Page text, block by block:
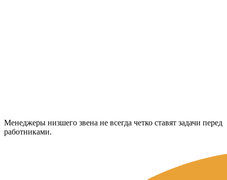
Менеджеры низшего звена не всегда четко ставят задачи перед
работниками.